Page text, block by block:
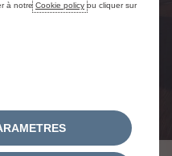
à notre Cookie policy ou cliquer sur